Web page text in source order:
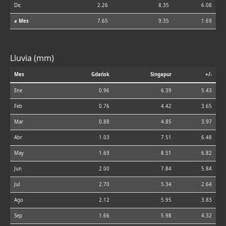
Dic 2.26 8.35 6.08
⌀ Mes 7.65 9.35 1.69
Lluvia (mm)
Mes Gdańsk Singapur +/-
Ene 0.96 6.39 5.43
Feb 0.76 4.42 3.65
Mar 0.88 4.85 3.97
Abr 1.03 7.51 6.48
May 1.69 8.51 6.82
Jun 2.00 7.84 5.84
Jul 2.70 5.34 2.64
Ago 2.12 5.95 3.83
Sep 1.66 5.98 4.32